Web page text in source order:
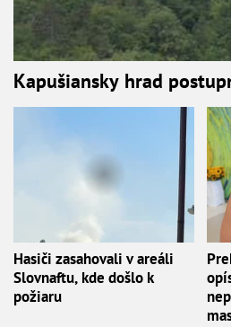
Kapušiansky hrad
Hasiči zasahovali v areáli
Slovnaftu, kde došlo k
požiaru